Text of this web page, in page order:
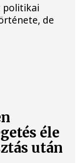
politikai
de
éle
után